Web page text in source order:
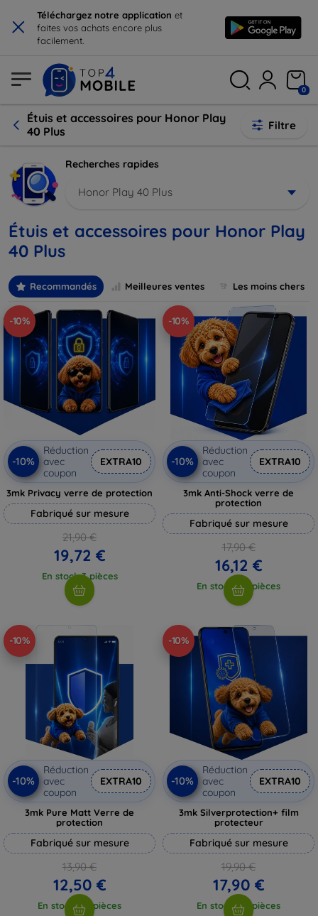
× Téléchargez notre application et
faites vos achats encore plus
facilement.
0
Étuis et accessoires pour Honor Play
40 Plus
Filtre
Recherches rapides
Honor Play 40 Plus
Étuis et accessoires pour Honor Play
40 Plus
Recommandés Meilleures ventes Les moins chers
-10%
-10%
Réduction
avec
coupon
EXTRA10
3mk Privacy verre de protection
Fabriqué sur mesure
21,90 €
19,72 €
En stock 3 pièces
-10%
-10%
Réduction
avec
coupon
EXTRA10
3mk Anti-Shock verre de
protection
Fabriqué sur mesure
17,90 €
16,12 €
En stock > 5 pièces
-10%
-10%
Réduction
avec
coupon
EXTRA10
3mk Pure Matt Verre de
protection
Fabriqué sur mesure
13,90 €
12,50 €
En stock > 5 pièces
-10%
-10%
Réduction
avec
coupon
EXTRA10
3mk Silverprotection+ film
protecteur
Fabriqué sur mesure
19,90 €
17,90 €
En stock > 5 pièces